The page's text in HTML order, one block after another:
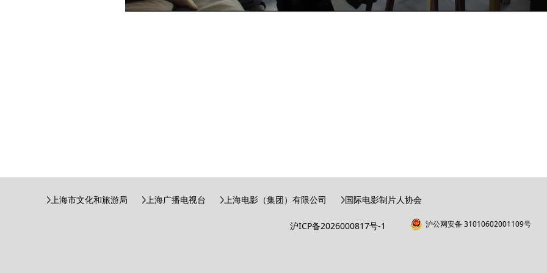
上海市文化和旅游局 上海广播电视台 上海电影（集团）有限公司 国际电影制片人协会
沪ICP备2026000817号-1 沪公网安备 31010602001109号